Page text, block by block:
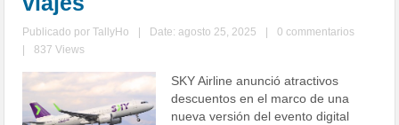
Publicado porTallyHo Date: agosto 25, 2025
0 commentarios
837 Views
SKY Airline anunció atractivos
descuentos en el marco de una
nueva versión del evento digital